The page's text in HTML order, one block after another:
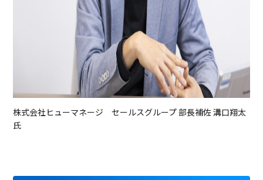
株式会社ヒューマネージ セールスグループ 部長補佐 溝口翔太
氏